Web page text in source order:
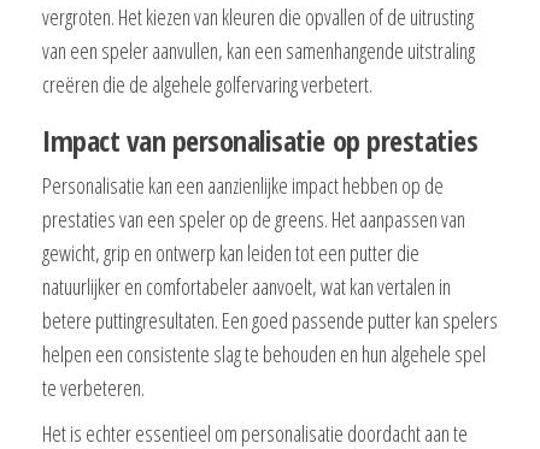
vergroten. Het kiezen van kleuren die opvallen of de uitrusting
van een speler aanvullen, kan een samenhangende uitstraling
creëren die de algehele golfervaring verbetert.
Impact van personalisatie op prestaties
Personalisatie kan een aanzienlijke impact hebben op de
prestaties van een speler op de greens. Het aanpassen van
gewicht, grip en ontwerp kan leiden tot een putter die
natuurlijker en comfortabeler aanvoelt, wat kan vertalen in
betere puttingresultaten. Een goed passende putter kan spelers
helpen een consistente slag te behouden en hun algehele spel
te verbeteren.
Het is echter essentieel om personalisatie doordacht aan te